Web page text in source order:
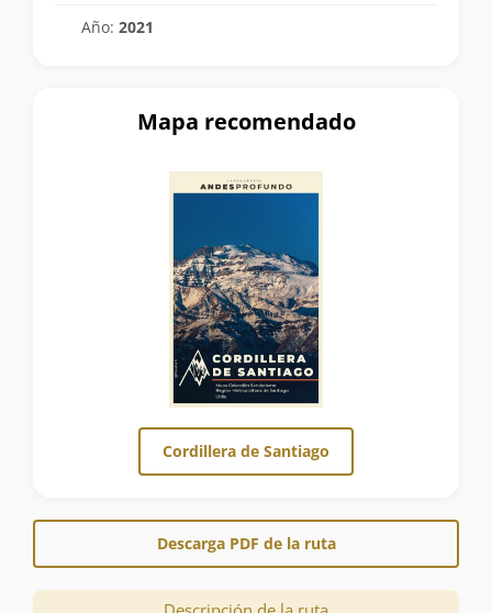
Año: 2021
Mapa recomendado
Cordillera de Santiago
Descarga PDF de la ruta